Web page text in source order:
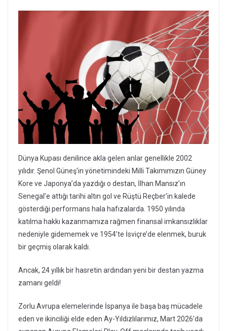
Dünya Kupası denilince akla gelen anlar genellikle 2002
yılıdır. Şenol Güneş’in yönetimindeki Milli Takımımızın Güney
Kore ve Japonya’da yazdığı o destan, İlhan Mansız’ın
Senegal’e attığı tarihi altın gol ve Rüştü Reçber’in kalede
gösterdiği performans hala hafızalarda. 1950 yılında
katılma hakkı kazanmamıza rağmen finansal imkansızlıklar
nedeniyle gidememek ve 1954’te İsviçre’de elenmek, buruk
bir geçmiş olarak kaldı.
Ancak, 24 yıllık bir hasretin ardından yeni bir destan yazma
zamanı geldi!
Zorlu Avrupa elemelerinde İspanya ile başa baş mücadele
eden ve ikinciliği elde eden Ay-Yıldızlılarımız, Mart 2026’da